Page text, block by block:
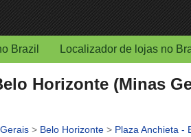
Brazil Localizador de lojas no
Horizonte (Minas
> Belo Horizonte > Plaza Anchieta -